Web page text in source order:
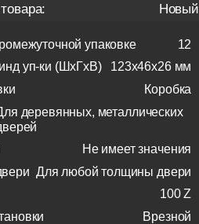
Новый
упаковке
12
уп-ки (ШхГхВ)
123x46x26 мм
Коробка
деревянных, металлических
Не имеет значения
Для любой толщины двери
100 Z
Врезной